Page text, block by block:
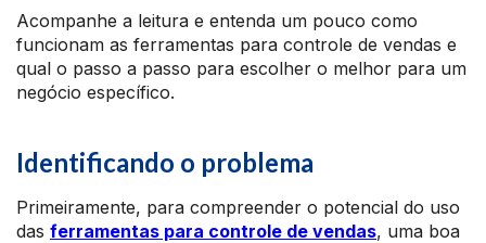
Acompanhe a leitura e entenda um pouco como
funcionam as ferramentas para controle de vendas e
qual o passo a passo para escolher o melhor para um
negócio específico.
Identificando o problema
Primeiramente, para compreender o potencial do uso
das ferramentas para controle de vendas, uma boa